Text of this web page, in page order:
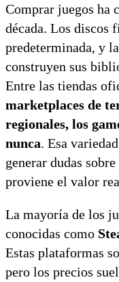
Comprar juegos ha
década. Los discos
predeterminada, y
construyen sus
Entre las tiendas
marketplaces de
regionales, los
nunca. Esa
generar dudas
proviene el valor
La mayoría de los
conocidas como
Estas plataformas
pero los precios